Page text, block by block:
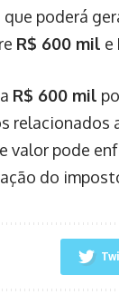
que poderá
R$ 600 mil e
R$ 600 mil
relacionados
valor pode
do